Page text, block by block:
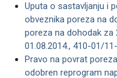
Uputa o sastavljanju i
obveznika poreza na
poreza na dohodak za
01.08.2014., 410-01/
Pravo na povrat
odobren reprogram